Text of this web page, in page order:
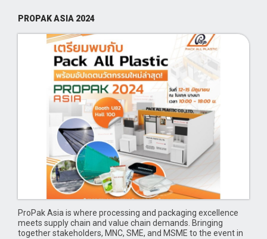
PROPAK ASIA 2024
ProPak Asia is where processing and packaging excellence
meets supply chain and value chain demands. Bringing
together stakeholders, MNC, SME, and MSME to the event in